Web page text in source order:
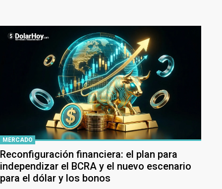
MERCADO
Reconfiguración financiera: el plan para
independizar el BCRA y el nuevo escenario
para el dólar y los bonos